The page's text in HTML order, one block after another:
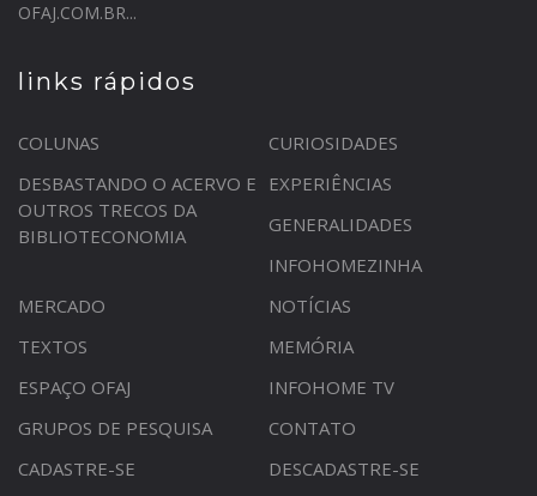
OFAJ.COM.BR...
links rápidos
COLUNAS
CURIOSIDADES
DESBASTANDO O ACERVO E
OUTROS TRECOS DA
BIBLIOTECONOMIA
EXPERIÊNCIAS
GENERALIDADES
INFOHOMEZINHA
MERCADO
NOTÍCIAS
TEXTOS
MEMÓRIA
ESPAÇO OFAJ
INFOHOME TV
GRUPOS DE PESQUISA
CONTATO
CADASTRE-SE
DESCADASTRE-SE